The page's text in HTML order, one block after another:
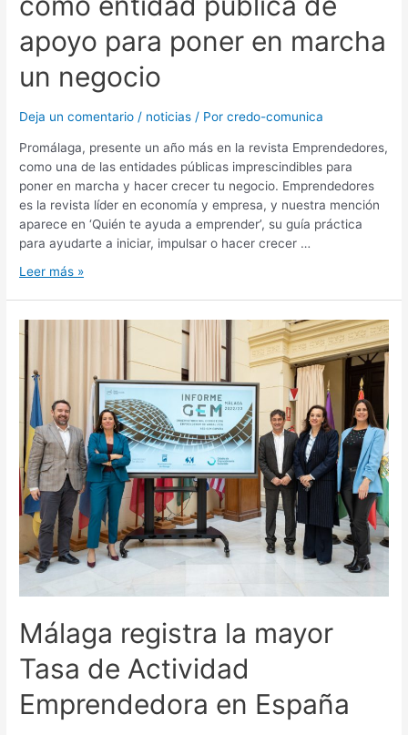
apoyo para poner en marcha
un negocio
Deja un comentario / noticias / Porcredo-comunica
Promálaga, presente un año más en la revista Emprendedores,
como una de las entidades públicas imprescindibles para
poner en marcha y hacer crecer tu negocio. Emprendedores
es la revista líder en economía y empresa, y nuestra mención
aparece en ‘Quién te ayuda a emprender’, su guía práctica
para ayudarte a iniciar, impulsar o hacer crecer …
Leer más »
Málaga registra la mayor
Tasa de Actividad
Emprendedora en España